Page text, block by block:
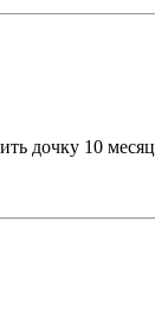
дочку 10